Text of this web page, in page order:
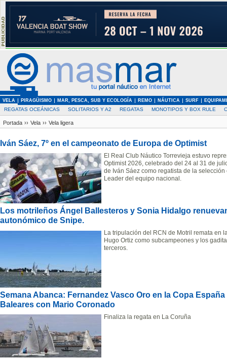
VELA PIRAGÜISMO MAR, PESCA, SUB Y ECOLOGÍA REMO NÁUTICA SURF
REGATAS OCEÁNICAS SOLITARIOS Y A2 REGATAS MONOTIPOS Y BOX RULE
Portada ›› Vela ›› Vela ligera
Iván Sáez, 7º en el campeonato de Europa de Optimist
El Real Club Náutico Torrevieja estuvo
Optimist 2026, celebrado del 24 al 31 de
de Iván Sáez como regatista de la
Leader del equipo nacional.
Los motrileños Ángel Ballesteros y Sonia Hidalgo
autonómico de Snipe.
La tripulación del RCN de Motril remata en
Hugo Ortiz como subcampeones y los
terceros.
Semana Abanca: Fernandez Vasco Oro en la Copa
Baleares con Mario Coronado
Finaliza la regata en La Coruña